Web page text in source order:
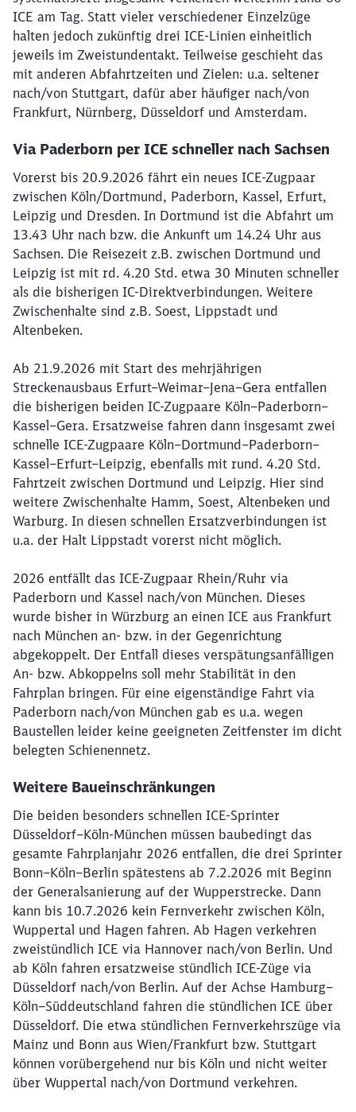
ICE am Tag. Statt vieler verschiedener Einzelzüge
halten jedoch zukünftig drei ICE-Linien einheitlich
jeweils im Zweistundentakt. Teilweise geschieht das
mit anderen Abfahrtzeiten und Zielen: u.a. seltener
nach/von Stuttgart, dafür aber häufiger nach/von
Frankfurt, Nürnberg, Düsseldorf und Amsterdam.
Via Paderborn per ICE schneller nach Sachsen
Vorerst bis 20.9.2026 fährt ein neues ICE-Zugpaar
zwischen Köln/Dortmund, Paderborn, Kassel, Erfurt,
Leipzig und Dresden. In Dortmund ist die Abfahrt um
13.43 Uhr nach bzw. die Ankunft um 14.24 Uhr aus
Sachsen. Die Reisezeit z.B. zwischen Dortmund und
Leipzig ist mit rd. 4.20 Std. etwa 30 Minuten schneller
als die bisherigen IC-Direktverbindungen. Weitere
Zwischenhalte sind z.B. Soest, Lippstadt und
Altenbeken.
Ab 21.9.2026 mit Start des mehrjährigen
Streckenausbaus Erfurt–Weimar–Jena–Gera entfallen
die bisherigen beiden IC-Zugpaare Köln–Paderborn–
Kassel–Gera. Ersatzweise fahren dann insgesamt zwei
schnelle ICE-Zugpaare Köln–Dortmund–Paderborn–
Kassel–Erfurt–Leipzig, ebenfalls mit rund. 4.20 Std.
Fahrtzeit zwischen Dortmund und Leipzig. Hier sind
weitere Zwischenhalte Hamm, Soest, Altenbeken und
Warburg. In diesen schnellen Ersatzverbindungen ist
u.a. der Halt Lippstadt vorerst nicht möglich.
2026 entfällt das ICE-Zugpaar Rhein/Ruhr via
Paderborn und Kassel nach/von München. Dieses
wurde bisher in Würzburg an einen ICE aus Frankfurt
nach München an- bzw. in der Gegenrichtung
abgekoppelt. Der Entfall dieses verspätungsanfälligen
An- bzw. Abkoppelns soll mehr Stabilität in den
Fahrplan bringen. Für eine eigenständige Fahrt via
Paderborn nach/von München gab es u.a. wegen
Baustellen leider keine geeigneten Zeitfenster im dicht
belegten Schienennetz.
Weitere Baueinschränkungen
Die beiden besonders schnellen ICE-Sprinter
Düsseldorf–Köln-München müssen baubedingt das
gesamte Fahrplanjahr 2026 entfallen, die drei Sprinter
Bonn–Köln–Berlin spätestens ab 7.2.2026 mit Beginn
der Generalsanierung auf der Wupperstrecke. Dann
kann bis 10.7.2026 kein Fernverkehr zwischen Köln,
Wuppertal und Hagen fahren. Ab Hagen verkehren
zweistündlich ICE via Hannover nach/von Berlin. Und
ab Köln fahren ersatzweise stündlich ICE-Züge via
Düsseldorf nach/von Berlin. Auf der Achse Hamburg–
Köln–Süddeutschland fahren die stündlichen ICE über
Düsseldorf. Die etwa stündlichen Fernverkehrszüge via
Mainz und Bonn aus Wien/Frankfurt bzw. Stuttgart
können vorübergehend nur bis Köln und nicht weiter
über Wuppertal nach/von Dortmund verkehren.